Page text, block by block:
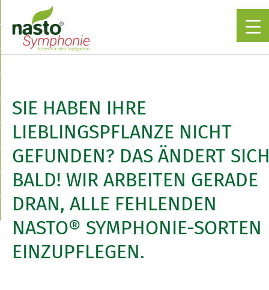
SIE HABEN IHRE
LIEBLINGSPFLANZE NICHT
GEFUNDEN? DAS ÄNDERT
BALD! WIR ARBEITEN GERADE
DRAN, ALLE FEHLENDEN
NASTO® SYMPHONIE-SORTEN
EINZUPFLEGEN.